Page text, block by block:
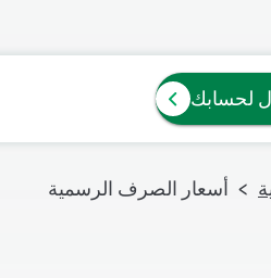
لحسابك
أسعار الصرف الرسمية